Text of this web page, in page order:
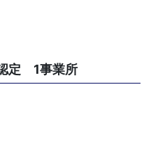
定 1事業所